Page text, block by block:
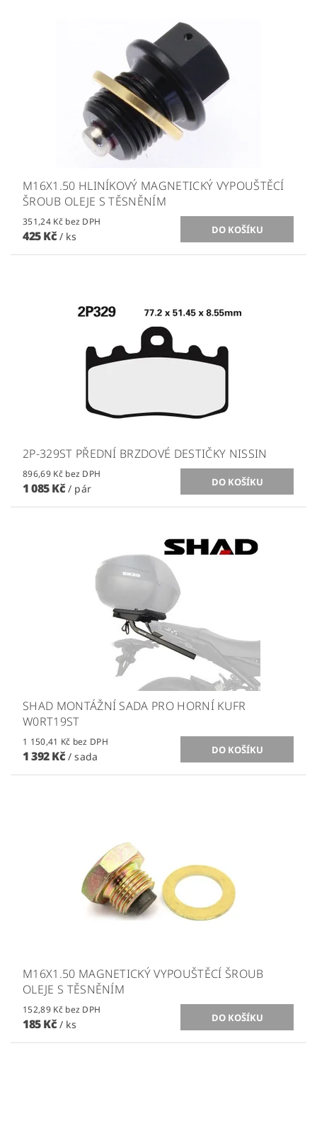
M16X1.50 HLINÍKOVÝ MAGNETICKÝ VYPOUŠTĚCÍ
ŠROUB OLEJE S TĚSNĚNÍM
351,24 Kč bez DPH
425 Kč / ks
2P-329ST PŘEDNÍ BRZDOVÉ DESTIČKY NISSIN
896,69 Kč bez DPH
1 085 Kč / pár
SHAD MONTÁŽNÍ SADA PRO HORNÍ KUFR
W0RT19ST
1 150,41 Kč bez DPH
1 392 Kč / sada
M16X1.50 MAGNETICKÝ VYPOUŠTĚCÍ ŠROUB
OLEJE S TĚSNĚNÍM
152,89 Kč bez DPH
185 Kč / ks